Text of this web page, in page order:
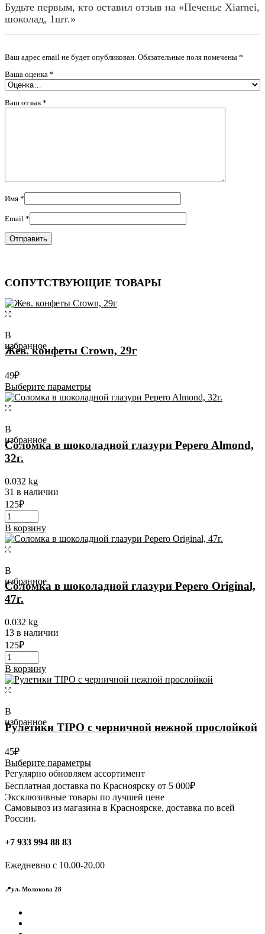
Будьте первым, кто оставил отзыв на «Печенье Xiarnei,
шоколад, 1шт.»
Ваш адрес email не будет опубликован. Обязательные поля помечены *
Ваша оценка *
Ваш отзыв *
Имя *
Email *
СОПУТСТВУЮЩИЕ ТОВАРЫ
В
избранное
Жев. конфеты Crown, 29г
49₽
Выберите параметрыЭтот
товар
можно
В
избранное
Соломка в шоколадной глазури Pepero Almond,
32г.
0.032 kg
31 в наличии
125₽
В корзину
В
избранное
Соломка в шоколадной глазури Pepero Original,
47г.
0.032 kg
13 в наличии
125₽
В корзину
В
избранное
Рулетики TIPO с черничной нежной прослойкой
45₽
Выберите параметрыЭтот
товар
имеет
несколько
вариаций.
Опции
товара.
Регулярно обновляем ассортимент
Бесплатная доставка по Красноярску от 5 000₽
Эксклюзивные товары по лучшей цене
Самовывоз из магазина в Красноярске, доставка по всей
России.
+7 933 994 88 83
Ежедневно с 10.00-20.00
📍ул. Молокова 28